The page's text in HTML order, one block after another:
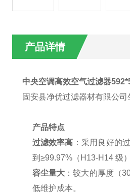
产品详情
中央空调高效空气过滤器
固安县净优过滤器材有限公
产品特点
过滤效率高 ：采用良好的
到≥99.97%（H13-H14 级
容尘量大 ：较大的厚度（
低维护成本。